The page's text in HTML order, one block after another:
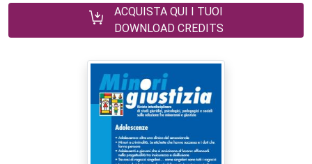
ACQUISTA QUI I TUOI
DOWNLOAD CREDITS